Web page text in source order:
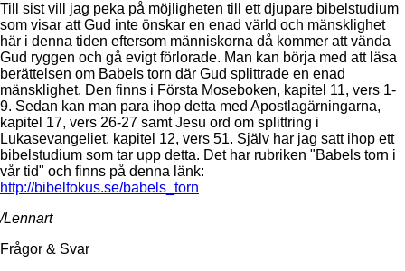
Till sist vill jag peka på möjligheten till ett djupare bibelstudium
som visar att Gud inte önskar en enad värld och mänsklighet
här i denna tiden eftersom människorna då kommer att vända
Gud ryggen och gå evigt förlorade. Man kan börja med att läsa
berättelsen om Babels torn där Gud splittrade en enad
mänsklighet. Den finns i Första Moseboken, kapitel 11, vers 1-
9. Sedan kan man para ihop detta med Apostlagärningarna,
kapitel 17, vers 26-27 samt Jesu ord om splittring i
Lukasevangeliet, kapitel 12, vers 51. Själv har jag satt ihop ett
bibelstudium som tar upp detta. Det har rubriken "Babels torn i
vår tid" och finns på denna länk:
http://bibelfokus.se/babels_torn
/Lennart
Frågor & Svar